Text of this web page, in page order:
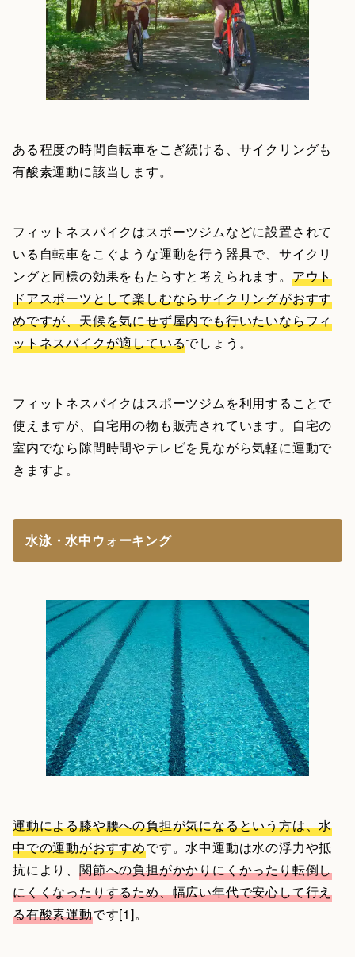
ある程度の時間自転車をこぎ続ける、サイクリングも
有酸素運動に該当します。
フィットネスバイクはスポーツジムなどに設置されて
いる自転車をこぐような運動を行う器具で、サイクリ
ングと同様の効果をもたらすと考えられます。 アウト
ドアスポーツとして楽しむならサイクリングがおすす
めですが、天候を気にせず屋内でも行いたいならフィ
ットネスバイクが適しているでしょう。
フィットネスバイクはスポーツジムを利用することで
使えますが、自宅用の物も販売されています。自宅の
室内でなら隙間時間やテレビを見ながら気軽に運動で
きますよ。
水泳・水中ウォーキング
運動による膝や腰への負担が気になるという方は、水
中での運動がおすすめです。水中運動は水の浮力や抵
抗により、 関節への負担がかかりにくかったり転倒し
にくくなったりするため、幅広い年代で安心して行え
る有酸素運動です[1]。